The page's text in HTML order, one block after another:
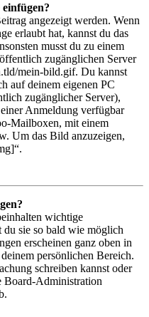
angezeigt werden. Wenn
erlaubt hat, kannst du das
musst du zu einem
zugänglichen Server
mein-bild.gif. Du kannst
auf deinem eigenen PC
zugänglicher Server),
Anmeldung verfügbar
Mailboxen, mit einem
Um das Bild anzuzeigen,
wichtige
du sie so bald wie möglich
erscheinen ganz oben in
persönlichen Bereich.
schreiben kannst oder
Board-Administration